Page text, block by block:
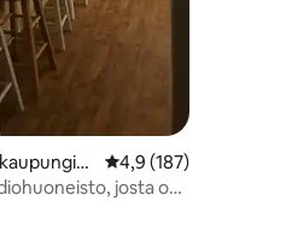
Keskimääräinen
4,9 (187)
josta on